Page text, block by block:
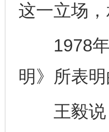
这一立场
1978年
明》所表
王毅说，